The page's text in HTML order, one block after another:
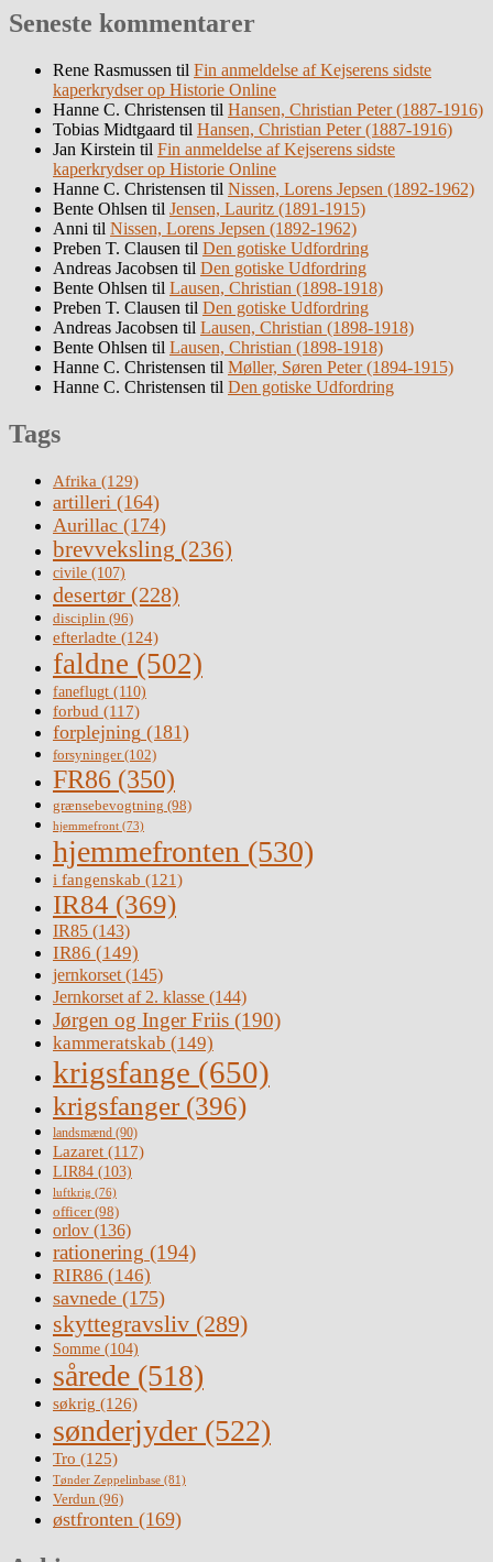
Seneste kommentarer
Rene Rasmussen til Fin anmeldelse af Kejserens sidste
kaperkrydser op Historie Online
Hanne C. Christensen til Hansen, Christian Peter (1887-1916)
Tobias Midtgaard til Hansen, Christian Peter (1887-1916)
Jan Kirstein til Fin anmeldelse af Kejserens sidste
kaperkrydser op Historie Online
Hanne C. Christensen til Nissen, Lorens Jepsen (1892-1962)
Bente Ohlsen til Jensen, Lauritz (1891-1915)
Anni til Nissen, Lorens Jepsen (1892-1962)
Preben T. Clausen til Den gotiske Udfordring
Andreas Jacobsen til Den gotiske Udfordring
Bente Ohlsen til Lausen, Christian (1898-1918)
Preben T. Clausen til Den gotiske Udfordring
Andreas Jacobsen til Lausen, Christian (1898-1918)
Bente Ohlsen til Lausen, Christian (1898-1918)
Hanne C. Christensen til Møller, Søren Peter (1894-1915)
Hanne C. Christensen til Den gotiske Udfordring
Tags
Afrika (129)
artilleri (164)
Aurillac (174)
brevveksling (236)
civile (107)
desertør (228)
disciplin (96)
efterladte (124)
faldne (502)
faneflugt (110)
forbud (117)
forplejning (181)
forsyninger(102)
FR86 (350)
grænsebevogtning (98)
hjemmefront (73)
hjemmefronten (530)
i fangenskab (121)
IR84 (369)
IR85 (143)
IR86 (149)
jernkorset(145)
Jernkorset af 2. klasse (144)
Jørgen og Inger Friis (190)
kammeratskab (149)
krigsfange (650)
krigsfanger (396)
landsmænd (90)
Lazaret (117)
LIR84 (103)
luftkrig (76)
officer(98)
orlov (136)
rationering (194)
RIR86 (146)
savnede (175)
skyttegravsliv (289)
Somme (104)
sårede (518)
søkrig (126)
sønderjyder (522)
Tro (125)
Tønder Zeppelinbase (81)
Verdun (96)
østfronten (169)